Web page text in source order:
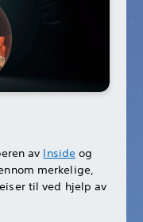
av Inside og
merkelige,
til ved hjelp av